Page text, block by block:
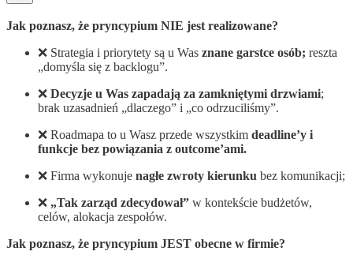
Jak poznasz, że pryncypium NIE jest realizowane?
❌ Strategia i priorytety są u Was znane garstce osób; reszta
„domyśla się z backlogu”.
❌ Decyzje u Was zapadają za zamkniętymi drzwiami;
brak uzasadnień „dlaczego” i „co odrzuciliśmy”.
❌ Roadmapa to u Wasz przede wszystkim deadline’y i
funkcje bez powiązania z outcome’ami.
❌ Firma wykonuje nagłe zwroty kierunku bez komunikacji;
❌ „Tak zarząd zdecydował” w kontekście budżetów,
celów, alokacja zespołów.
Jak poznasz, że pryncypium JEST obecne w firmie?